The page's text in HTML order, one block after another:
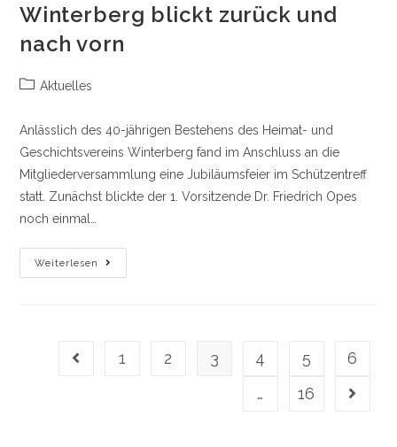
Winterberg blickt zurück und
nach vorn
Beitrags-
Aktuelles
Anlässlich des 40-jährigen Bestehens des Heimat- und
Geschichtsvereins Winterberg fand im Anschluss an die
Mitgliederversammlung eine Jubiläumsfeier im Schützentreff
statt. Zunächst blickte der 1. Vorsitzende Dr. Friedrich Opes
noch einmal…
Weiterlesen
40
Jahre
Zurück
Gehe zur vorherigen Seite
1 2 3 4 5
6
…
16 Gehe